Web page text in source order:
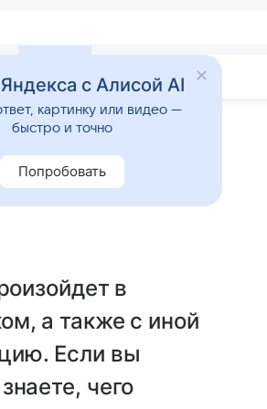
Приметы
в
а также с иной
Если вы
чего
с Алисой AI
картинку или видео —
быстро и точно
Попробовать